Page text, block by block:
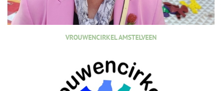
VROUWENCIRKEL AMSTELVEEN